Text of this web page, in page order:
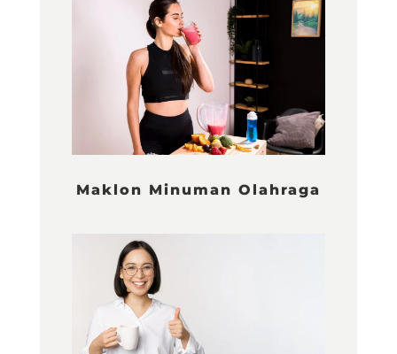
Maklon Minuman Olahraga